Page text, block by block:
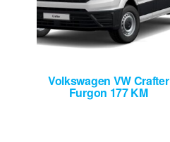
Volkswagen VW Crafter
Furgon 177 KM